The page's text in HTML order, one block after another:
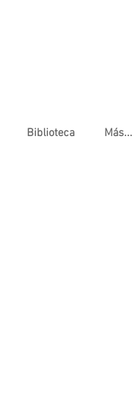
Biblioteca Más...